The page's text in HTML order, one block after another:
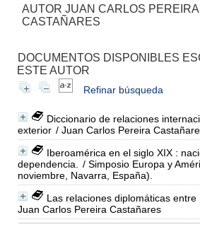
AUTOR JUAN CARLOS PEREIRA
CASTAÑARES
DOCUMENTOS DISPONIBLES
ESTE AUTOR
Refinar búsqueda
Diccionario de relaciones
exterior / Juan Carlos Pereira
Iberoamérica en el siglo XIX :
dependencia.
/ Simposio Europa y
noviembre, Navarra, España).
Las relaciones diplomáticas entre
Juan Carlos Pereira Castañares